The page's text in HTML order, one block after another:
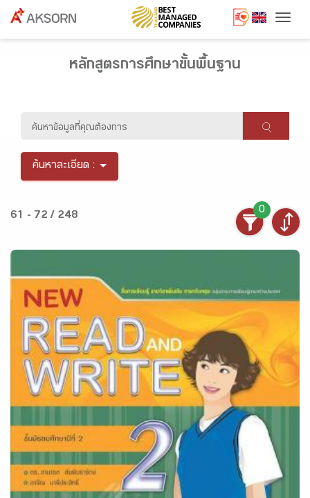
หลักสูตรการศึกษาขั้นพื้นฐาน
ค้นหาละเอียด :
61 - 72 / 248
0